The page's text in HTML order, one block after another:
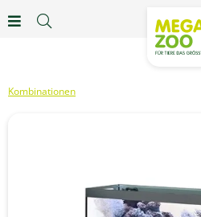
Kombinationen